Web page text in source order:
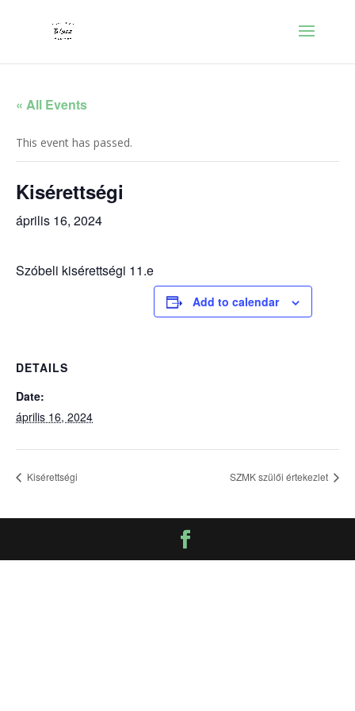
« All Events
This event has passed.
Kisérettségi
április 16, 2024
Szóbeli kisérettségi 11.e
Add to calendar
DETAILS
Date:
április 16, 2024
Kisérettségi SZMK szülői értekezlet